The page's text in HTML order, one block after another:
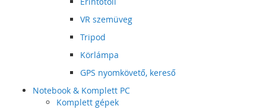
VR szemüveg
Tripod
Körlámpa
GPS nyomkövető, kereső
Notebook & Komplett PC
Komplett gépek